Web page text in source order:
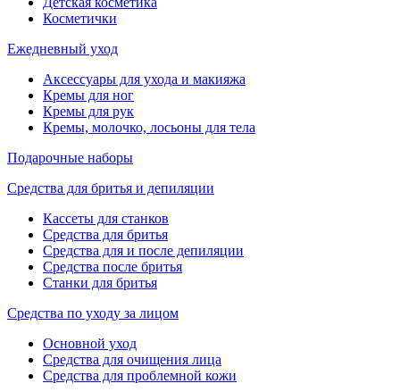
Косметички
Ежедневный уход
Аксессуары для ухода и макияжа
Кремы для ног
Кремы для рук
Кремы, молочко, лосьоны для тела
Подарочные наборы
Средства для бритья и депиляции
Кассеты для станков
Средства для бритья
Средства для и после депиляции
Средства после бритья
Станки для бритья
Средства по уходу за лицом
Основной уход
Средства для очищения лица
Средства для проблемной кожи